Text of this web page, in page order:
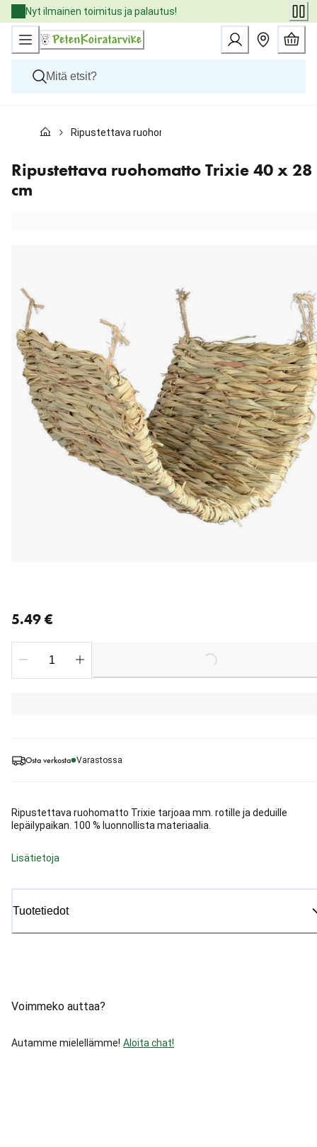
Skip
to
Content
Nyt ilmainen toimitus ja palautus!
Kissat
Eläinlääkäriruoat
Tuotemerkit
Uutuudet
Ripustettava ruohomatto Trixie 40 x 28 cm
Ripustettava ruohomatto Trixie 40 x 28
cm
Osta verkosta Varastossa
Ripustettava ruohomatto Trixie tarjoaa mm. rotille ja deduille
lepäilypaikan. 100 % luonnollista materiaalia.
Lisätietoja
Tuotetiedot
Voimmeko auttaa?
Autamme mielellämme! Aloita chat!
5.49 €